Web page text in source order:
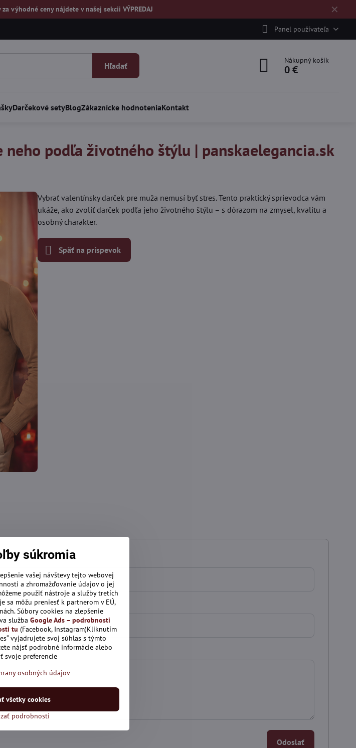
✕
za výhodné ceny nájdete v našejsekcii VÝPREDAJ
Panel používateľa
Hľadať
Nákupný košík
0 €
Darčekové setyBlogZákaznícke hodnoteniaKontakt
neho podľa životného štýlu | panskaelegancia.sk
Vybrať valentínsky darček pre muža nemusí byť stres. Tento praktický sprievodca vám
ukáže, ako zvoliť darček podľa jeho životného štýlu – s dôrazom na zmysel, kvalitu a
osobný charakter.
Späť na príspevok
Odoslať
súkromia
vašej návštevy tejto webovej
a zhromažďovanie údajov o jej
použiť nástroje a služby tretích
sa môžu preniesť k partnerom v EÚ,
Súbory cookies na zlepšenie
služba Google Ads – podrobnosti
tu (Facebook, Instagram)Kliknutím
vyjadrujete svoj súhlas s týmto
nájsť podrobné informácie alebo
svoje preferencie
osobných údajov
podrobnosti
všetky cookies